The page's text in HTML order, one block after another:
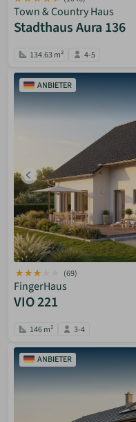
Town & Country Haus
Stadthaus Aura 136
134.63 m² 4-5
ANBIETER
(69)
FingerHaus
VIO 221
146 m² 3-4
ANBIETER